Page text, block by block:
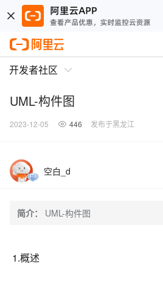
开发者社区
UML-构件图
2023-12-05 446 发布于黑龙江
空白_d
简介： UML-构件图
1.概述